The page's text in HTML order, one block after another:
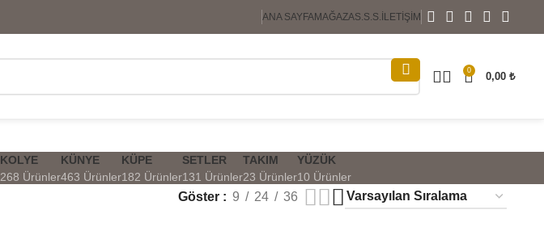
ANA SAYFAMAĞAZAS.S.S. İLETIŞIM
0
0,00 ₺
KOLYE
268 Ürünler
KÜNYE
463 Ürünler
KÜPE
182 Ürünler
SETLER
131 Ürünler
TAKIM
23 Ürünler
YÜZÜK
10 Ürünler
Göster 9 24 36